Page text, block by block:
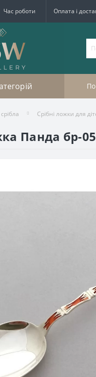
Час роботи Оплата і
Срібні ложки для
Панда бр-05